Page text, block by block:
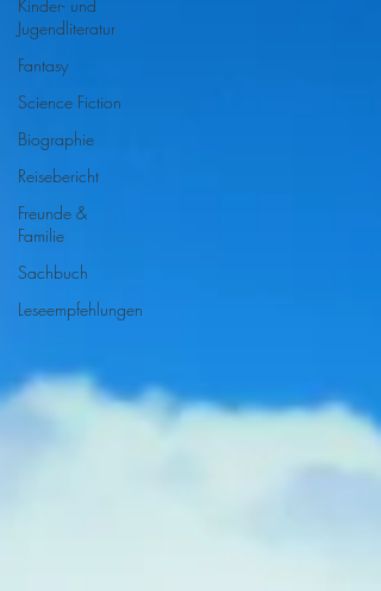
Kinder- und
Jugendliteratur
Fantasy
Science Fiction
Biographie
Reisebericht
Freunde &
Familie
Sachbuch
Leseempfehlungen